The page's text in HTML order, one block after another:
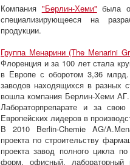
Компания "Берлин-Хеми" была
специализирующееся на
продукции.
Группа Менарини (The Menarini
Флоренция и за 100 лет стала
в Европе с оборотом 3,36
заводов находящихся в разных
вошла компания Берлин-Хеми
Лабораторпрепарате и за
Европейских лидеров в
В 2010 Berlin-Chemie AG/
проекта по строительству
проекта завод полного цикла
форм, офисный, лабораторный